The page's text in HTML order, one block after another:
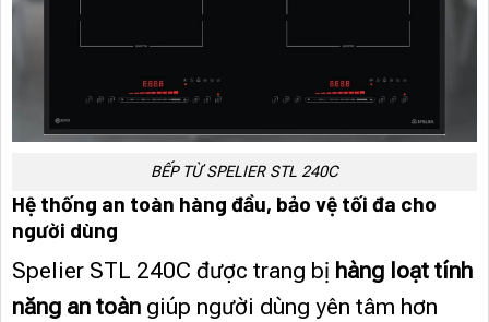
BẾP TỪ SPELIER STL 240C
Hệ thống an toàn hàng đầu, bảo vệ tối đa cho
người dùng
Spelier STL 240C được trang bị hàng loạt tính
năng an toàn giúp người dùng yên tâm hơn